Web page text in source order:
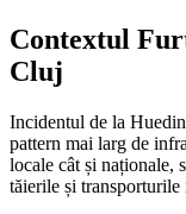
Contextul
Cluj
Incidentul de la
pattern mai larg de
locale cât și naționale,
tăierile și transporturile